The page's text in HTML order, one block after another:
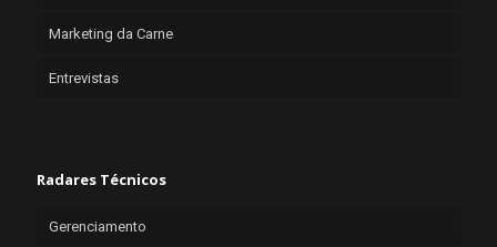
Marketing da Carne
Entrevistas
Radares Técnicos
Gerenciamento